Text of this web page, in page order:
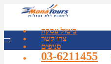
ביטול עסקה
צרו קשר
סניפים
03-6211455